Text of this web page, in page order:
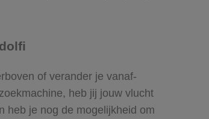
of verander je vanaf-
heb jij jouw vlucht
heb je nog de mogelijkheid om